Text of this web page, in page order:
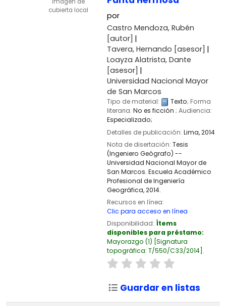
Imagen de
cubierta local
por
Castro Mendoza, Rubén
[autor]
Tavera, Hernando [asesor]
Loayza Alatrista, Dante
[asesor]
Universidad Nacional Mayor
de San Marcos
Tipo de material: Texto; Forma
literaria: No es ficción ; Audiencia:
Especializado;
Detalles de publicación: Lima,2014
Nota de disertación: Tesis
(Ingeniero Geógrafo) --
Universidad Nacional Mayor de
San Marcos. Escuela Académico
Profesional de Ingeniería
Geográfica, 2014.
Recursos en línea:
Clic para acceso en línea
Disponibilidad: Ítems
disponibles para préstamo:
Mayorazgo (1) Signatura
topográfica: T/550/C33/2014 .
Guardar en listas